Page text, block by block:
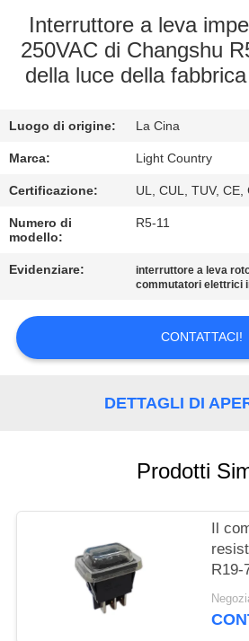
CIRCA
NOI
DELLA
FABBRICA
CONTROLLO
DI
QUALITÀ
CONTATTICI
PRIVACY
Interruttore a leva
250VAC di Changshu
della luce della
Luogo di origine: La Cina
Marca: Light Country
Certificazione: UL, CUL, TUV, CE,
Numero di
modello:
R5-11
Evidenziare: interruttore a leva
commutatori elettrici
CONTATTACI!
DETTAGLI DI
Prodotti
Il
R19-